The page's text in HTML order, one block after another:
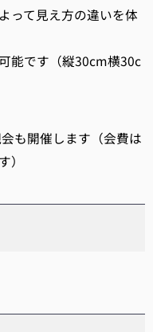
って見え方の違いを体
能です（縦30cm横30c
も開催します（会費は
）